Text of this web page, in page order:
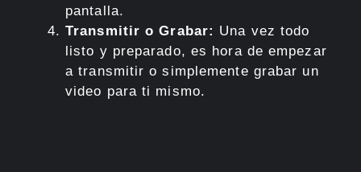
pantalla.
Transmitir o Grabar: Una vez todo
listo y preparado, es hora de empezar
a transmitir o simplemente grabar un
video para ti mismo.